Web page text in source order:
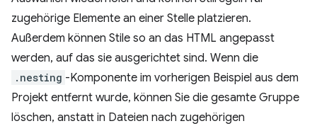
zugehörige Elemente an einer Stelle platzieren.
Außerdem können Stile so an das HTML angepasst
werden, auf das sie ausgerichtet sind. Wenn die
.nesting -Komponente im vorherigen Beispiel aus dem
Projekt entfernt wurde, können Sie die gesamte Gruppe
löschen, anstatt in Dateien nach zugehörigen